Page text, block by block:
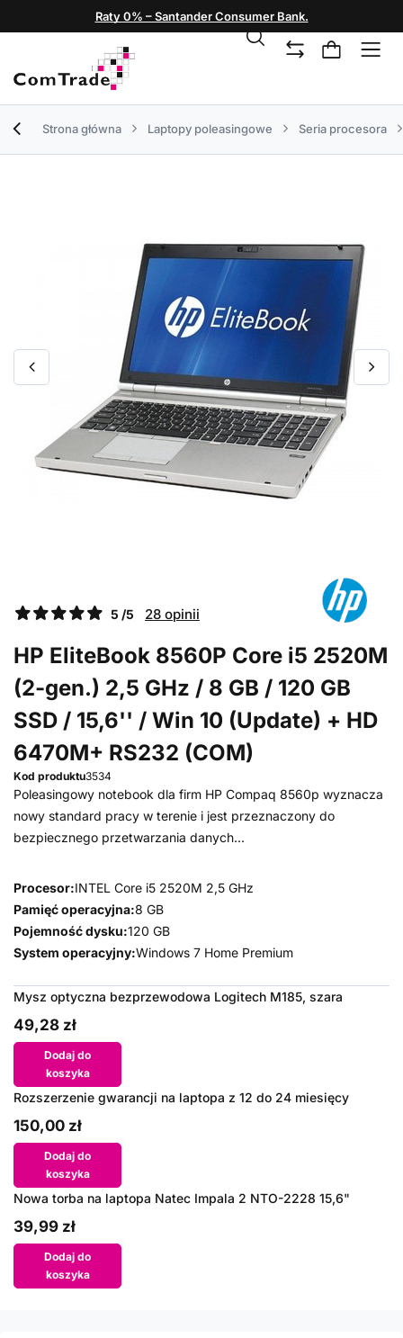
Raty 0% – Santander Consumer Bank.
Strona główna Laptopy poleasingowe Seria procesora
5 /5 28 opinii
HP EliteBook 8560P Core i5 2520M
(2-gen.) 2,5 GHz / 8 GB / 120 GB
SSD / 15,6'' / Win 10 (Update) + HD
6470M+ RS232 (COM)
Kod produktu3534
Poleasingowy notebook dla firm HP Compaq 8560p wyznacza
nowy standard pracy w terenie i jest przeznaczony do
bezpiecznego przetwarzania danych...
Procesor:INTEL Core i5 2520M 2,5 GHz
Pamięć operacyjna:8 GB
Pojemność dysku:120 GB
System operacyjny:Windows 7 Home Premium
Mysz optyczna bezprzewodowa Logitech M185, szara
49,28 zł
Dodaj do
koszyka
Rozszerzenie gwarancji na laptopa z 12 do 24 miesięcy
150,00 zł
Dodaj do
koszyka
Nowa torba na laptopa Natec Impala 2 NTO-2228 15,6"
39,99 zł
Dodaj do
koszyka